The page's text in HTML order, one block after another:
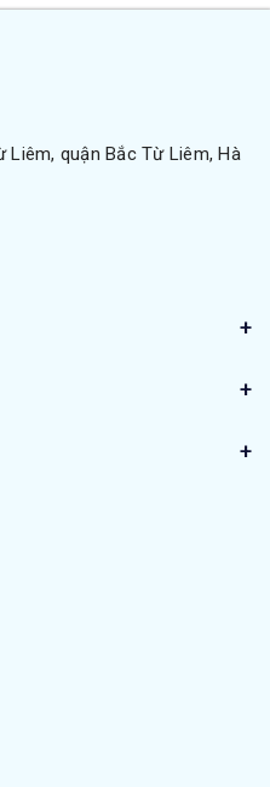
Liêm, quận Bắc Từ Liêm, Hà